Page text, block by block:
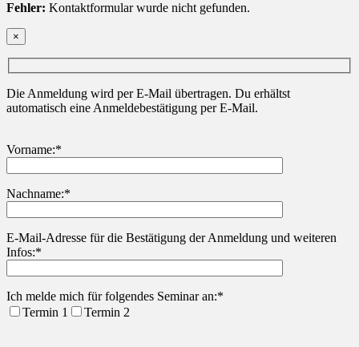
Fehler: Kontaktformular wurde nicht gefunden.
×
Die Anmeldung wird per E-Mail übertragen. Du erhältst
automatisch eine Anmeldebestätigung per E-Mail.
Vorname:*
Nachname:*
Bitte lasse dieses Feld leer.
E-Mail-Adresse für die Bestätigung der Anmeldung und weiteren
Infos:*
Ich melde mich für folgendes Seminar an:*
Termin 1
Termin 2